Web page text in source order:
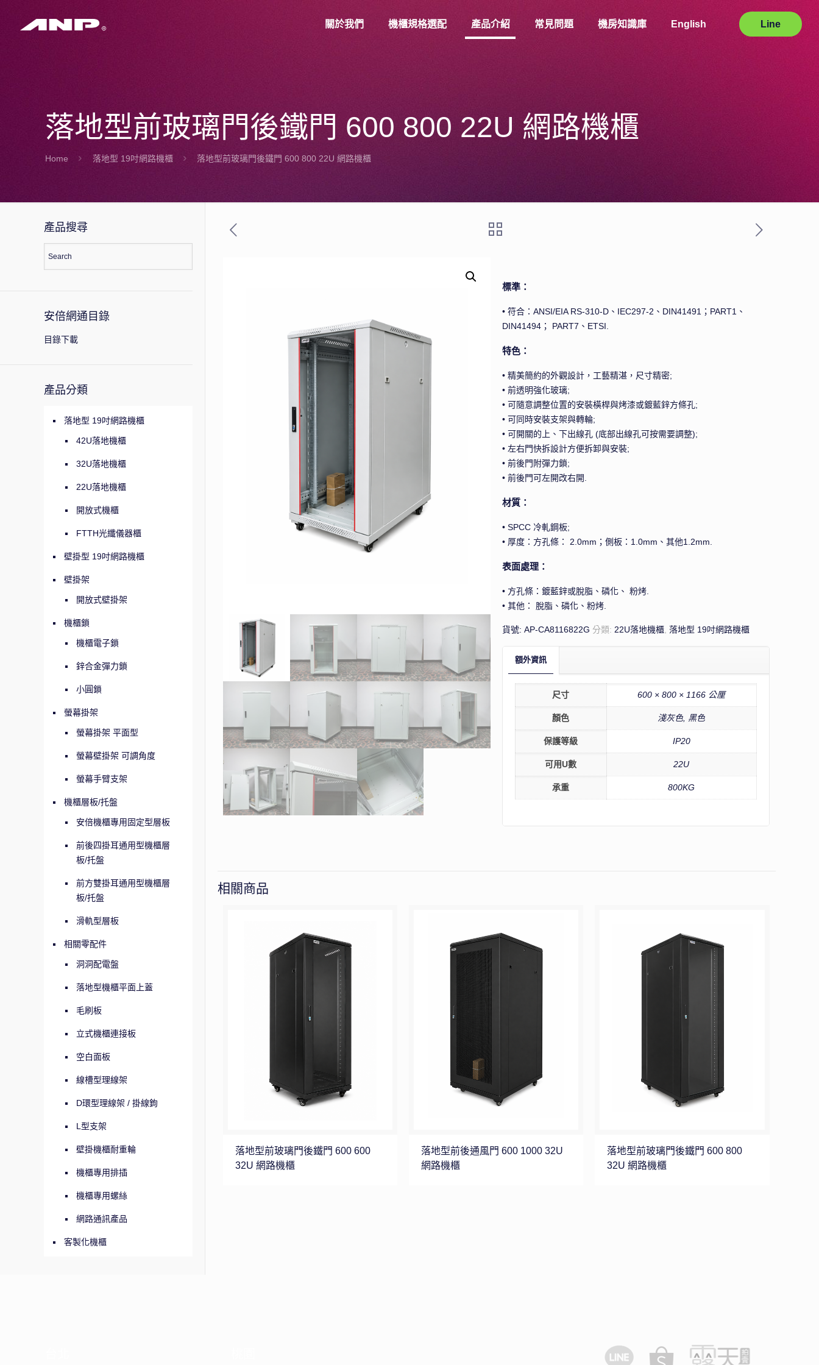
關於我們 機櫃規格選配 產品介紹 常見問題 機房知識庫 English Line
落地型前玻璃門後鐵門 600 800 22U 網路機櫃
Home 落地型 19吋網路機櫃 落地型前玻璃門後鐵門 600 800 22U 網路機櫃
標準：
• 符合：ANSI/EIA RS-310-D、IEC297-2、DIN41491；PART1、
DIN41494； PART7、ETSI.
特色：
• 精美簡約的外觀設計，工藝精湛，尺寸精密;
• 前透明強化玻璃;
• 可隨意調整位置的安裝橫桿與烤漆或鍍藍鋅方條孔;
• 可同時安裝支架與轉輪;
• 可開關的上、下出線孔 (底部出線孔可按需要調整);
• 左右門快拆設計方便拆卸與安裝;
• 前後門附彈力鎖;
• 前後門可左開改右開.
材質：
• SPCC 冷軋鋼板;
• 厚度：方孔條： 2.0mm；側板：1.0mm、其他1.2mm.
表面處理：
• 方孔條：鍍藍鋅或脫脂、磷化、 粉烤.
• 其他： 脫脂、磷化、粉烤.
貨號: AP-CA8116822G 分類: 22U落地機櫃, 落地型 19吋網路機櫃
額外資訊
尺寸 600 × 800 × 1166 公厘
顏色 淺灰色, 黑色
保護等級 IP20
可用U數 22U
承重 800KG
相關商品
落地型前玻璃門後鐵門 600 600
32U 網路機櫃
落地型前後通風門 600 1000 32U
網路機櫃
落地型前玻璃門後鐵門 600 800
32U 網路機櫃
產品搜尋
安倍網通目錄
目錄下載
產品分類
落地型 19吋網路機櫃
42U落地機櫃
32U落地機櫃
22U落地機櫃
開放式機櫃
FTTH光纖儀器櫃
壁掛型 19吋網路機櫃
壁掛架
開放式壁掛架
機櫃鎖
機櫃電子鎖
鋅合金彈力鎖
小圓鎖
螢幕掛架
螢幕掛架 平面型
螢幕壁掛架 可調角度
螢幕手臂支架
機櫃層板/托盤
安倍機櫃專用固定型層板
前後四掛耳通用型機櫃層
板/托盤
前方雙掛耳通用型機櫃層
板/托盤
滑軌型層板
相關零配件
洞洞配電盤
落地型機櫃平面上蓋
毛刷板
立式機櫃連接板
空白面板
線槽型理線架
D環型理線架 / 掛線鉤
L型支架
壁掛機櫃耐重輪
機櫃專用排插
機櫃專用螺絲
網路通訊產品
客製化機櫃